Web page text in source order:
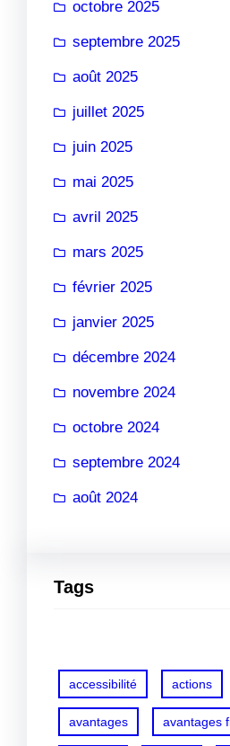
octobre 2025
septembre 2025
août 2025
juillet 2025
juin 2025
mai 2025
avril 2025
mars 2025
février 2025
janvier 2025
décembre 2024
novembre 2024
octobre 2024
septembre 2024
août 2024
Tags
accessibilité actions
avantages avantages